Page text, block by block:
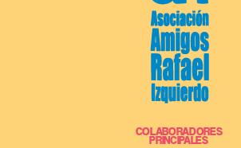
COLABORADORES
PRINCIPALES